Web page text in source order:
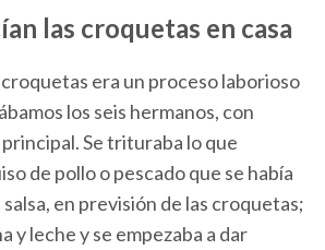
las croquetas en casa
era un proceso laborioso
los seis hermanos, con
Se trituraba lo que
de pollo o pescado que se había
en previsión de las croquetas;
y leche y se empezaba a dar